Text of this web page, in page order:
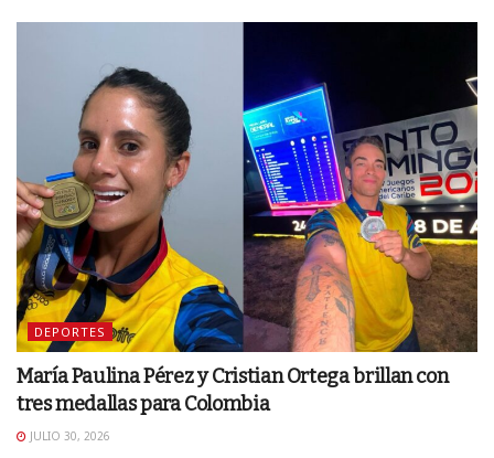
DEPORTES
María Paulina Pérez y Cristian Ortega brillan con
tres medallas para Colombia
JULIO 30, 2026